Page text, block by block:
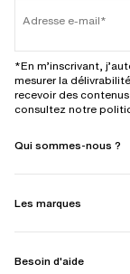
Adresse e-mail
*En m’inscrivant,
mesurer la
recevoir des
consultez notre
Qui sommes-nous ?
Les marques
Besoin d'aide